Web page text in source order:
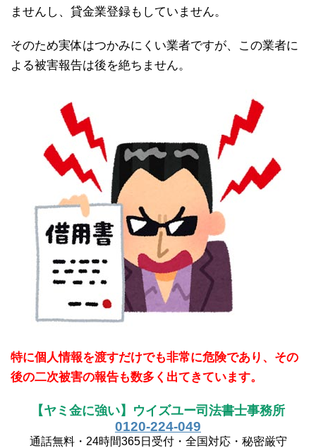
ませんし、貸金業登録もしていません。
そのため実体はつかみにくい業者ですが、この業者に
よる被害報告は後を絶ちません。
特に個人情報を渡すだけでも非常に危険であり、その
後の二次被害の報告も数多く出てきています。
【ヤミ金に強い】ウイズユー司法書士事務所
0120-224-049
通話無料・24時間365日受付・全国対応・秘密厳守